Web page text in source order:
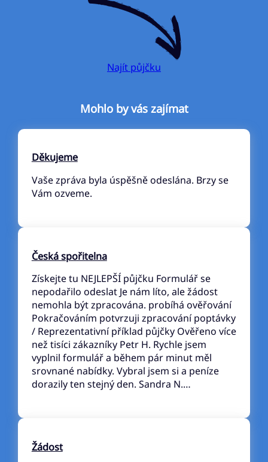
Najít půjčku
Mohlo by vás zajímat
Děkujeme
Vaše zpráva byla úspěšně odeslána. Brzy se
Vám ozveme.
Česká spořitelna
Získejte tu NEJLEPŠÍ půjčku Formulář se
nepodařilo odeslat Je nám líto, ale žádost
nemohla být zpracována. probíhá ověřování
Pokračováním potvrzuji zpracování poptávky
/ Reprezentativní příklad půjčky Ověřeno více
než tisíci zákazníky Petr H. Rychle jsem
vyplnil formulář a během pár minut měl
srovnané nabídky. Vybral jsem si a peníze
dorazily ten stejný den. Sandra N.…
Žádost